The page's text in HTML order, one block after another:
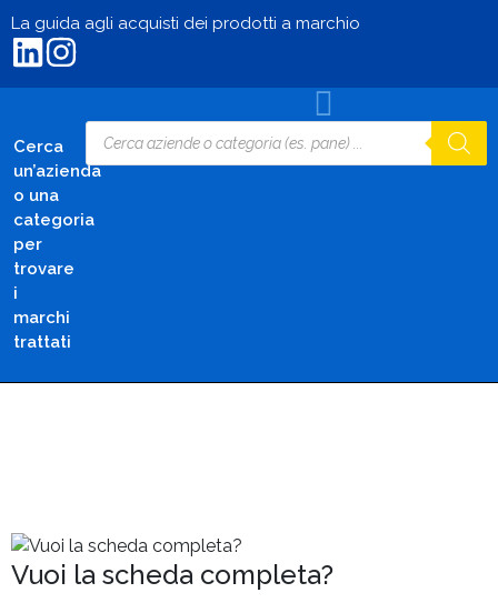
La guida agli acquisti dei prodotti a marchio
Cerca
un’azienda
o una
categoria
per
trovare
i
marchi
trattati
Vuoi la scheda completa?